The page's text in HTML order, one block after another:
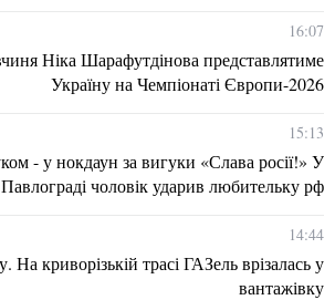
16:07
Ніка Шарафутдінова представлятиме
Україну на Чемпіонаті Європи-2026
15:13
- у нокдаун за вигуки «Слава росії!» У
Павлограді чоловік ударив любительку рф
14:44
На криворізькій трасі ГАЗель врізалась у
вантажівку